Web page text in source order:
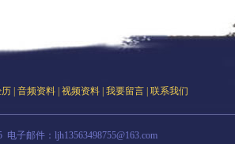
音频资料 视频资料 我要留言 联系我们
子邮件：ljh13563498755@163.com